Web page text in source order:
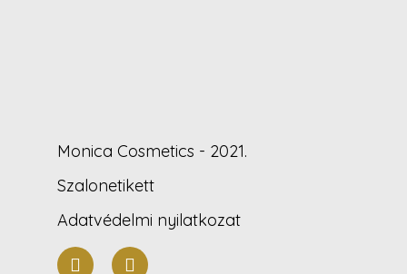
Monica Cosmetics - 2021.
Szalonetikett
Adatvédelmi nyilatkozat